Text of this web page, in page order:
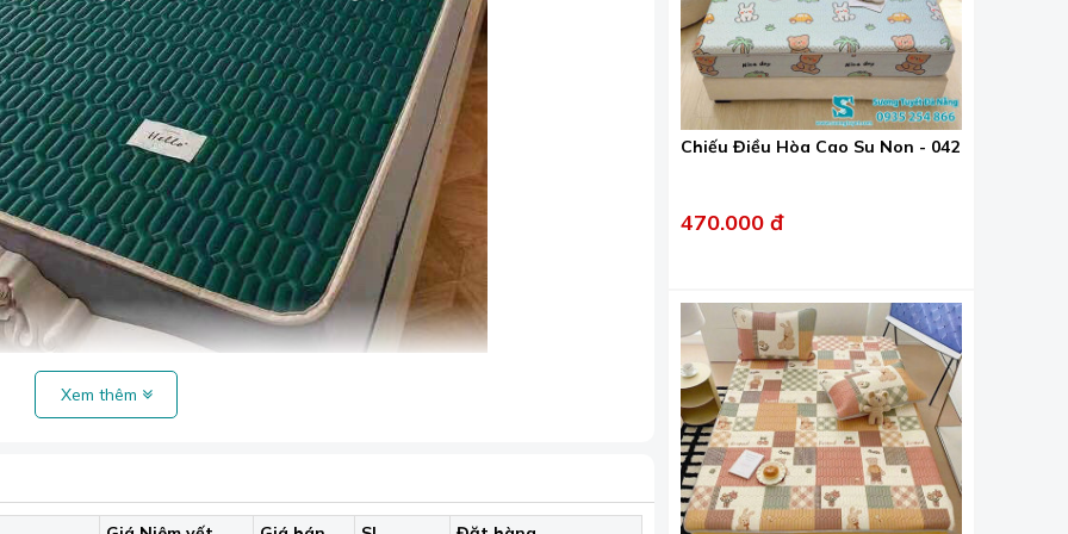
hòa cao su non màu xanh lá cây.
chia làm 3 lớp:
giàu chất xơ lạnh), giặt rất nhanh khô, tạo mát và thỏa mái, tiết kiệm
Xem thêm
Chiếu Điều Hòa Cao Su Non - 042
470.000 đ